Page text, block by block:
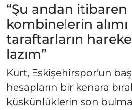
“Şu andan itibaren
kombinelerin
taraftarların
lazım”
Kurt, Eskişehirspor'un
hesapların bir kenara
küskünlüklerin son